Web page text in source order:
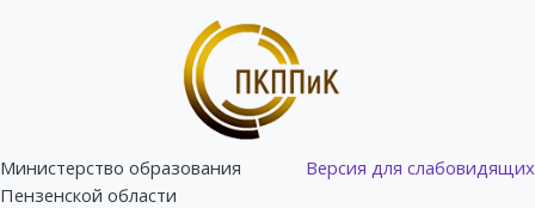
Версия для слабовидящих
Министерство образования
Пензенской области